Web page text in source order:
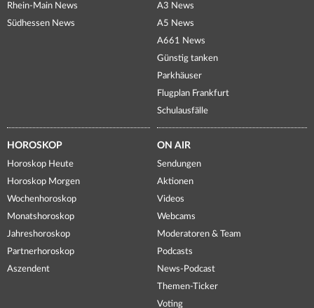
Rhein-Main News
Südhessen News
A3 News
A5 News
A661 News
Günstig tanken
Parkhäuser
Flugplan Frankfurt
Schulausfälle
HOROSKOP
Horoskop Heute
Horoskop Morgen
Wochenhoroskop
Monatshoroskop
Jahreshoroskop
Partnerhoroskop
Aszendent
ON AIR
Sendungen
Aktionen
Videos
Webcams
Moderatoren & Team
Podcasts
News-Podcast
Themen-Ticker
Voting